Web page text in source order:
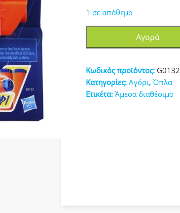
1 σε απόθεμα
N-
Series
G0132
Αγορά
Κωδικός προϊόντος: G0132
Κατηγορίες: Αγόρι,Όπλα
Ετικέτα: Άμεσα διαθέσιμο